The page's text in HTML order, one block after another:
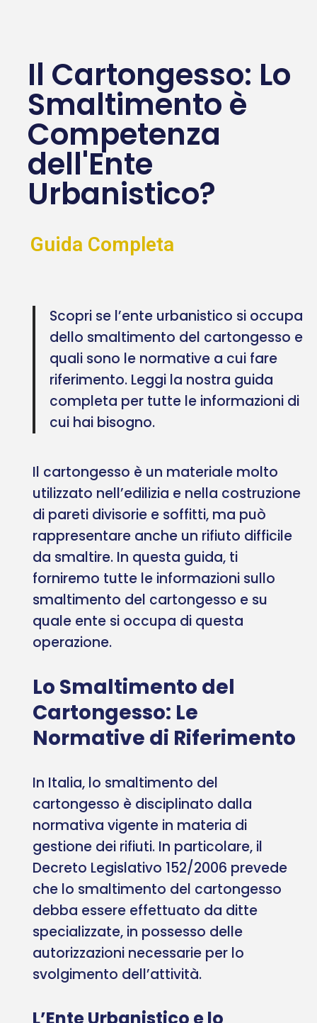
Il Cartongesso: Lo
Smaltimento è
Competenza
dell'Ente
Urbanistico?
Guida Completa
Scopri se l’ente urbanistico si occupa
dello smaltimento del cartongesso e
quali sono le normative a cui fare
riferimento. Leggi la nostra guida
completa per tutte le informazioni di
cui hai bisogno.
Il cartongesso è un materiale molto
utilizzato nell’edilizia e nella costruzione
di pareti divisorie e soffitti, ma può
rappresentare anche un rifiuto difficile
da smaltire. In questa guida, ti
forniremo tutte le informazioni sullo
smaltimento del cartongesso e su
quale ente si occupa di questa
operazione.
Lo Smaltimento del
Cartongesso: Le
Normative di Riferimento
In Italia, lo smaltimento del
cartongesso è disciplinato dalla
normativa vigente in materia di
gestione dei rifiuti. In particolare, il
Decreto Legislativo 152/2006 prevede
che lo smaltimento del cartongesso
debba essere effettuato da ditte
specializzate, in possesso delle
autorizzazioni necessarie per lo
svolgimento dell’attività.
L’Ente Urbanistico e lo